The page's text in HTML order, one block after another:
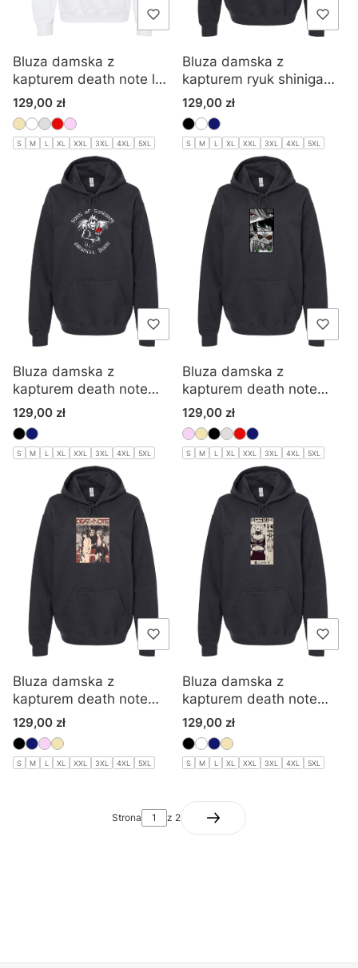
Bluza damska z
kapturem death note l
lawliet
Cena
129,00 zł
S M L XL XXL 3XL 4XL 5XL
Bluza damska z
kapturem ryuk shinigami
death note
Cena
129,00 zł
S M L XL XXL 3XL 4XL 5XL
Bluza damska z
kapturem death note
ryuk shinigami
Cena
129,00 zł
S M L XL XXL 3XL 4XL 5XL
Bluza damska z
kapturem death note
manga
Cena
129,00 zł
S M L XL XXL 3XL 4XL 5XL
Bluza damska z
kapturem death note
anime
Cena
129,00 zł
S M L XL XXL 3XL 4XL 5XL
Bluza damska z
kapturem death note
misa amane
Cena
129,00 zł
S M L XL XXL 3XL 4XL 5XL
Strona z 2